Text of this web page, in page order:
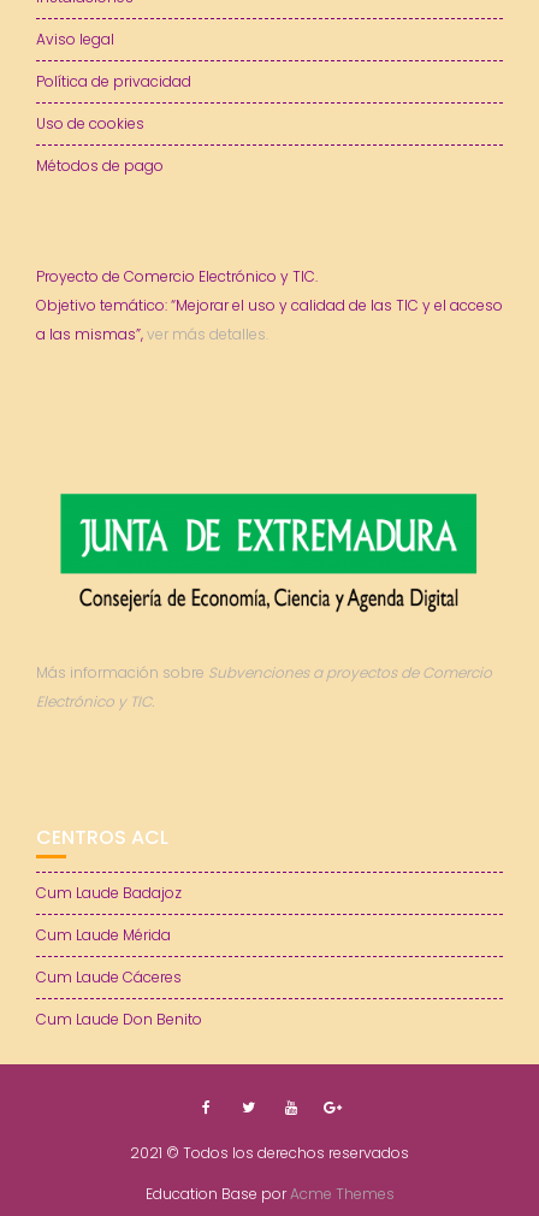
Aviso legal
Política de privacidad
Uso de cookies
Métodos de pago
Proyecto de Comercio Electrónico y TIC.
Objetivo temático: “Mejorar el uso y calidad de las TIC y el acceso
a las mismas”,ver más detalles.
Más información sobre Subvenciones a proyectos de Comercio
Electrónico y TIC.
CENTROS ACL
Cum Laude Badajoz
Cum Laude Mérida
Cum Laude Cáceres
Cum Laude Don Benito
2021 © Todos los derechos reservados
Education Base porAcme Themes